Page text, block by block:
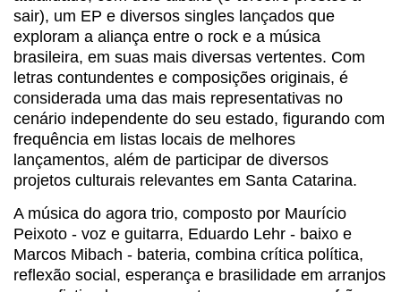
sair), um EP e diversos singles lançados que
exploram a aliança entre o rock e a música
brasileira, em suas mais diversas vertentes. Com
letras contundentes e composições originais, é
considerada uma das mais representativas no
cenário independente do seu estado, figurando com
frequência em listas locais de melhores
lançamentos, além de participar de diversos
projetos culturais relevantes em Santa Catarina.
A música do agora trio, composto por Maurício
Peixoto - voz e guitarra, Eduardo Lehr - baixo e
Marcos Mibach - bateria, combina crítica política,
reflexão social, esperança e brasilidade em arranjos